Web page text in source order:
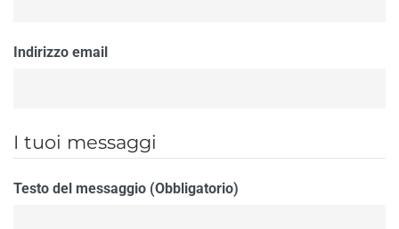
Indirizzo email
I tuoi messaggi
Testo del messaggio (Obbligatorio)